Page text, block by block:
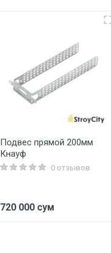
Подвес прямой 200мм
Кнауф
0 отзывов
720 000 сум